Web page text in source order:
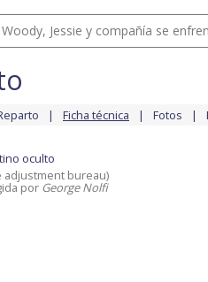
Jessie y compañía se
Ficha técnica Fotos
oculto
adjustment bureau)
por George Nolfi